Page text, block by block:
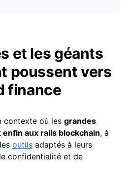
et les géants
poussent vers
finance
contexte où les grandes
aux rails blockchain, à
outils adaptés à leurs
confidentialité et de